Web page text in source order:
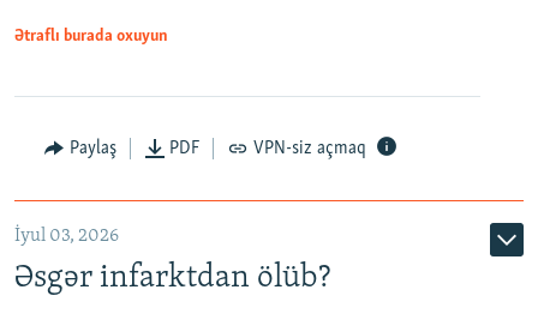
Auto 240p 360p 480p
720p 1080p
Ətraflı burada oxuyun
Paylaş PDF VPN-siz açmaq
İyul 03, 2026
Əsgər infarktdan ölüb?